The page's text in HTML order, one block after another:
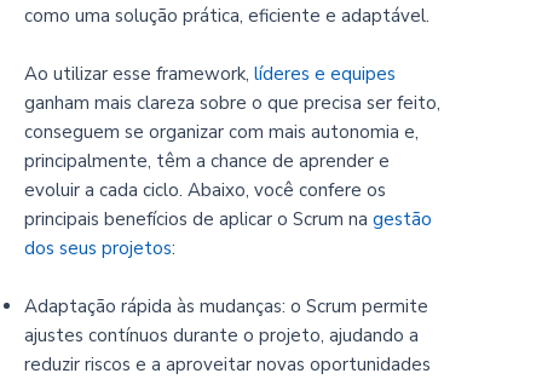
como uma solução prática, eficiente e adaptável.
Ao utilizar esse framework, líderes e equipes
ganham mais clareza sobre o que precisa ser feito,
conseguem se organizar com mais autonomia e,
principalmente, têm a chance de aprender e
evoluir a cada ciclo. Abaixo, você confere os
principais benefícios de aplicar o Scrum na gestão
dos seus projetos:
Adaptação rápida às mudanças: o Scrum permite
ajustes contínuos durante o projeto, ajudando a
reduzir riscos e a aproveitar novas oportunidades